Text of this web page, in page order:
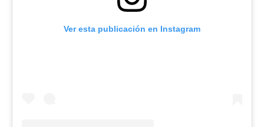
Ver esta publicación en Instagram